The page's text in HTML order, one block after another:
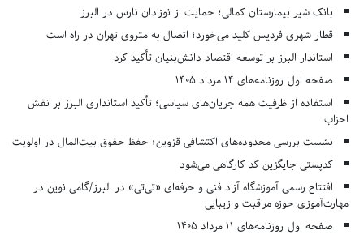
بانک شیر بیمارستان کمالی؛ حمایت از نوزادان نارس در البرز
قطار شهری فردیس کلید می‌خورد؛ اتصال به متروی تهران در راه است
استاندار البرز بر توسعه اقتصاد دانش‌بنیان تأکید کرد
صفحه اول روزنامه‌های 14 مرداد 1405
استفاده از ظرفیت همه جریان‌های سیاسی؛ تأکید استانداری البرز بر نقش
احزاب
نشست بررسی محدوده‌های اکتشافی قزوین؛ حفظ حقوق بیت‌المال در اولویت
کدپستی جایگزین کد کارگاهی می‌شود
افتتاح رسمی آموزشگاه آزاد فنی و حرفه‌ای «تی‌تی» در البرز/گامی نوین در
مهارت‌آموزی حوزه مراقبت و زیبایی
صفحه اول روزنامه‌های 11 مرداد 1405